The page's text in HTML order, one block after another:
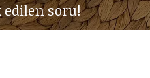
edilen soru!